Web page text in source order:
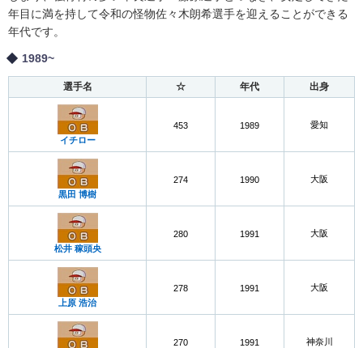
年目に満を持して令和の怪物佐々木朗希選手を迎えることができる
年代です。
1989~
選手名 ☆ 年代 出身
イチロー
453 1989 愛知
黒田 博樹
274 1990 大阪
松井 稼頭央
280 1991 大阪
上原 浩治
278 1991 大阪
270 1991 神奈川